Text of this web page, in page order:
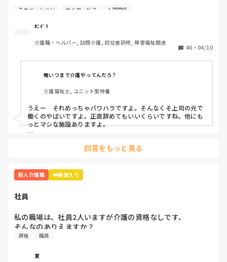
これって私だけが感じてることなのかな？
4月から約1週間たち、仕事も少しずつですが覚えてきまし
「お前邪魔」「お前がやれよ」「は？なんで？」
「A(上司)って言い方きついよね」「昭和の思考っていう
か…自分の思い通りにならないとキレるからね」と。
いい時もあります。利用者様の前では絶対怒らないですけど
ね、、。
乗り越え方ってありますか？気にしない方法…
さっきも「ティッシュ早く取りに行けよ！！」と…
「どこにあるか分かりません」と言うと「あそこにあるだ
と教えて頂きました。
本当泣きそうです。仕事は楽しいです。頑張ります。
読んでくれてありがとうございます😭
モチベーション デイサービス 人間関係
ｵﾆｷﾞﾘ
介護職・ヘルパー, 訪問介護, 初任者研修, 障害福祉関連
46 ・ 04/10
俺いつまで介護やってんだろ？
介護福祉士, ユニット型特養
うえー　それめっちゃパワハラですよ。そんなくそ上司の元で
働くのやばいですよ。正直辞めてもいいくらいですね。他にも
っとマシな施設ありますよ。
どうせこいつは怒るだろうって思って、気にしない。
事を覚えて1人前になって仕事で見返す。
この手のタイプはその方が若い頃など同じような境遇でいわゆ
いてないので、時代が遅れてるんですよ。
一番最強なのはボイスレコーダーでそいつのなめ腐った発言録
音して、出るとこ出ちゃうこと。
回答をもっと見る
新人介護職 👑殿堂入り
社員
私の職場は、社員2人いますが介護の資格なしです、
そんなのありえますか？
資格 職員
夏